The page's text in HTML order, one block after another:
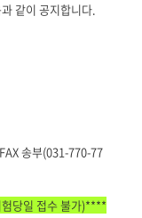
같이 공지합니다.
송부(031-770-77
당일 접수 불가)****